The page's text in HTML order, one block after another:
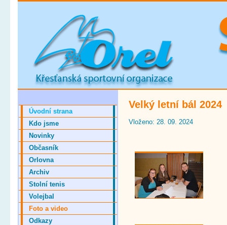
Úvodní strana
Kdo jsme
Novinky
Občasník
Orlovna
Archiv
Stolní tenis
Volejbal
Foto a video
Odkazy
Velký letní bál 2024
Vloženo: 28. 09. 2024